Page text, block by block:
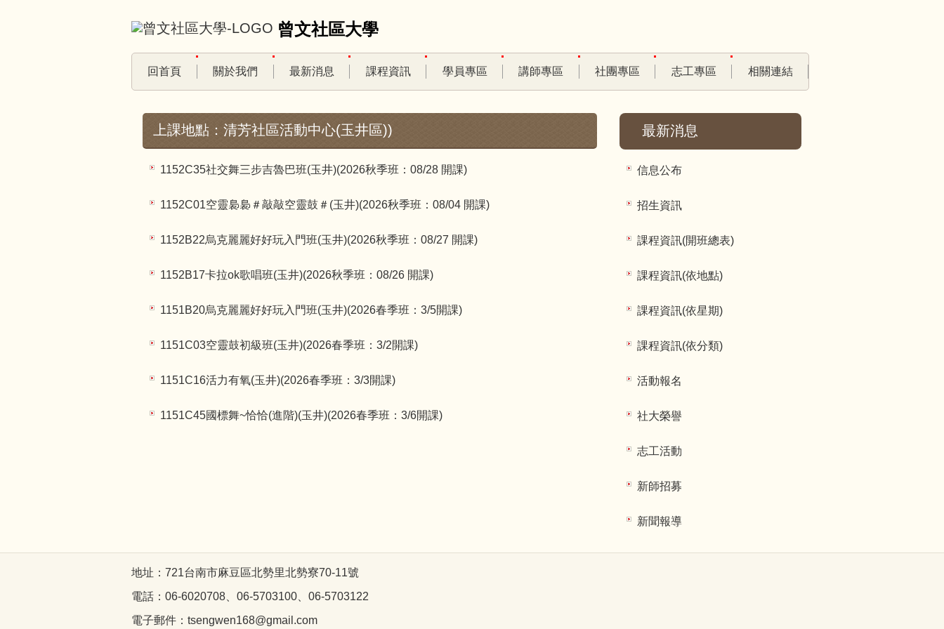
曾文社區大學
回首頁 關於我們 最新消息 課程資訊 學員專區 講師專區 社團專區 志工專區 相關連結
上課地點：清芳社區活動中心(玉井區))
1152C35社交舞三步吉魯巴班(玉井)(2026秋季班：08/28 開課)
1152C01空靈裊裊＃敲敲空靈鼓＃(玉井)(2026秋季班：08/04 開課)
1152B22烏克麗麗好好玩入門班(玉井)(2026秋季班：08/27 開課)
1152B17卡拉ok歌唱班(玉井)(2026秋季班：08/26 開課)
1151B20烏克麗麗好好玩入門班(玉井)(2026春季班：3/5開課)
1151C03空靈鼓初級班(玉井)(2026春季班：3/2開課)
1151C16活力有氧(玉井)(2026春季班：3/3開課)
1151C45國標舞~恰恰(進階)(玉井)(2026春季班：3/6開課)
最新消息
信息公布
招生資訊
課程資訊(開班總表)
課程資訊(依地點)
課程資訊(依星期)
課程資訊(依分類)
活動報名
社大榮譽
志工活動
新師招募
新聞報導
地址：721台南市麻豆區北勢里北勢寮70-11號
電話：06-6020708、06-5703100、06-5703122
電子郵件：tsengwen168@gmail.com